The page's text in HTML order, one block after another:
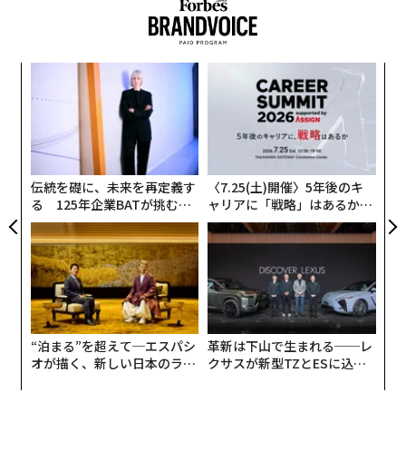
enは同様の入力からアンビエントサウンドを生成する。
両者とも、それぞれメタ所有の音楽と、特別にライセン
スされたサウンドエフェクトを使って訓練されている。
最近のリリースでは、EnCodecの改良版が加わった。こ
のデコーダーは、事前に訓練されたAudioGenとすべて
のAudioCraftモデルの重みとコードに基づいて、不自然
さの少ない高品質の音楽生成を可能にする。
伝統を礎に、未来を再定義す
る 125年企業BATが挑むス
モークレスな未来
〈7.25(土)開催〉5年後のキ
ャリアに「戦略」はあるか。
トップエグゼクティブのキャ
リアに触れる1日│CAREER S
“泊まる”を超えて─エスパシ
オが描く、新しい日本のラグ
革新は下山で生まれる──レ
クサスが新型TZとESに込め